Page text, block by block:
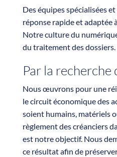
Des équipes spécialisées
réponse rapide et adaptée
Notre culture du
du traitement des dossiers.
Par la recherche
Nous œuvrons pour une
le circuit économique des
soient humains, matériels
règlement des créanciers
est notre objectif. Nous
ce résultat afin de